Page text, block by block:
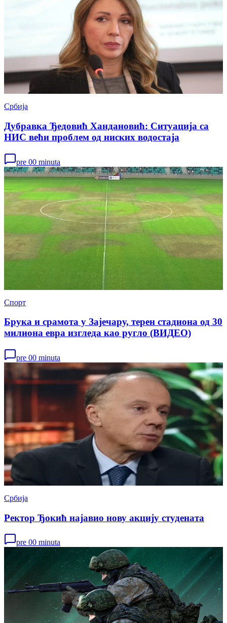
Србија
Дубравка Ђедовић Хандановић: Ситуација са
НИС већи проблем од ниских водостаја
pre 00 minuta
Спорт
Брука и срамота у Зајечару, терен стадиона од 30
милиона евра изгледа као ругло (ВИДЕО)
pre 00 minuta
Србија
Ректор Ђокић најавио нову акцију студената
pre 00 minuta